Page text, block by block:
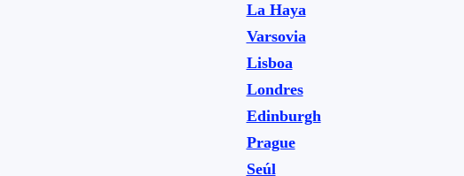
La Haya
Varsovia
Lisboa
Londres
Edinburgh
Prague
Seúl